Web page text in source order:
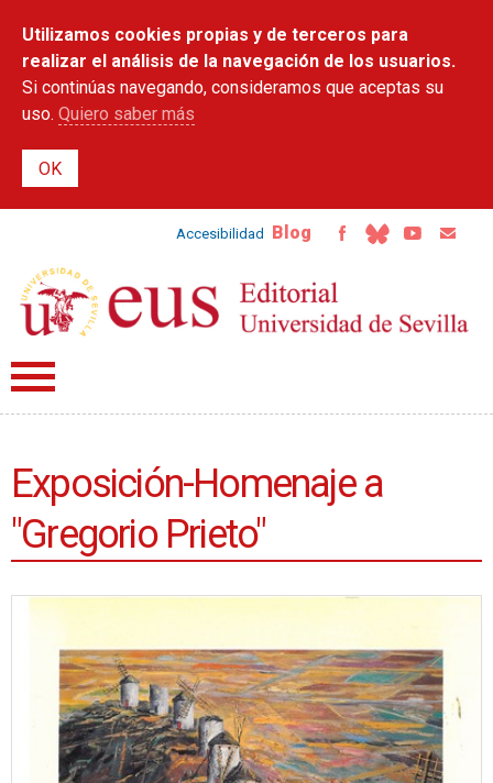
contenido
principal
Utilizamos cookies propias y de terceros para
realizar el análisis de la navegación de los usuarios.
Si continúas navegando, consideramos que aceptas su
uso. Quiero saber más
Accesibilidad Blog
Exposición-Homenaje a
"Gregorio Prieto"